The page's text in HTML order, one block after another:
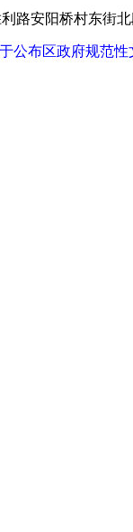
路安阳桥村东街
公布区政府规范